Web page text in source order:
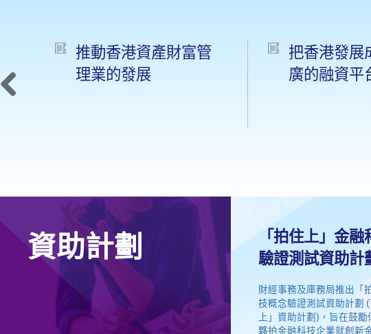
推動香港資產財富管
理業的發展
把香港發展
廣的融資平
資助計劃
「拍住上」金
驗證測試資助計
財經事務及庫務局推出「
技概念驗證測試資助計劃
上」資助計劃)，旨在鼓
夥拍金融科技企業就創新